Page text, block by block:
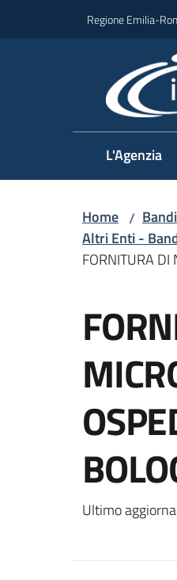
Regione Emilia-
L'Agenzia
Home /
Altri Enti -
FORNITURA DI
Ultimo